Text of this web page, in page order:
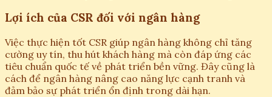
Lợi ích của CSR đối với ngân hàng
Việc thực hiện tốt CSR giúp ngân hàng không chỉ tăng
cường uy tín, thu hút khách hàng mà còn đáp ứng các
tiêu chuẩn quốc tế về phát triển bền vững. Đây cũng là
cách để ngân hàng nâng cao năng lực cạnh tranh và
đảm bảo sự phát triển ổn định trong dài hạn.